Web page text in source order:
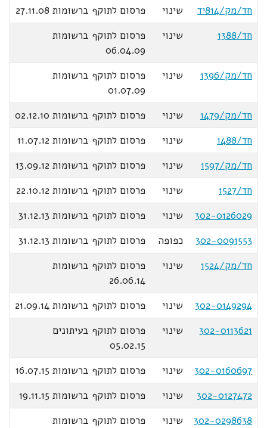
חד/מק/814יד
שינוי
פרסום לתוקף ברשומות 27.11.08
חד/1388
שינוי
פרסום לתוקף ברשומות
06.04.09
חד/מק/1396
שינוי
פרסום לתוקף ברשומות
01.07.09
חד/מק/1479
שינוי
פרסום לתוקף ברשומות 02.12.10
חד/1488
שינוי
פרסום לתוקף ברשומות 11.07.12
חד/מק/1597
שינוי
פרסום לתוקף ברשומות 13.09.12
חד/1527
שינוי
פרסום לתוקף ברשומות 22.10.12
302-0126029
שינוי
פרסום לתוקף ברשומות 31.12.13
302-0091553
כפופה
פרסום לתוקף ברשומות 31.12.13
חד/מק/1524
שינוי
פרסום לתוקף ברשומות
26.06.14
302-0149294
שינוי
פרסום לתוקף ברשומות 21.09.14
302-0113621
שינוי
פרסום לתוקף בעיתונים
05.02.15
302-0160697
שינוי
פרסום לתוקף ברשומות 16.07.15
302-0127472
שינוי
פרסום לתוקף ברשומות 19.11.15
302-0298638
שינוי
פרסום לתוקף ברשומות